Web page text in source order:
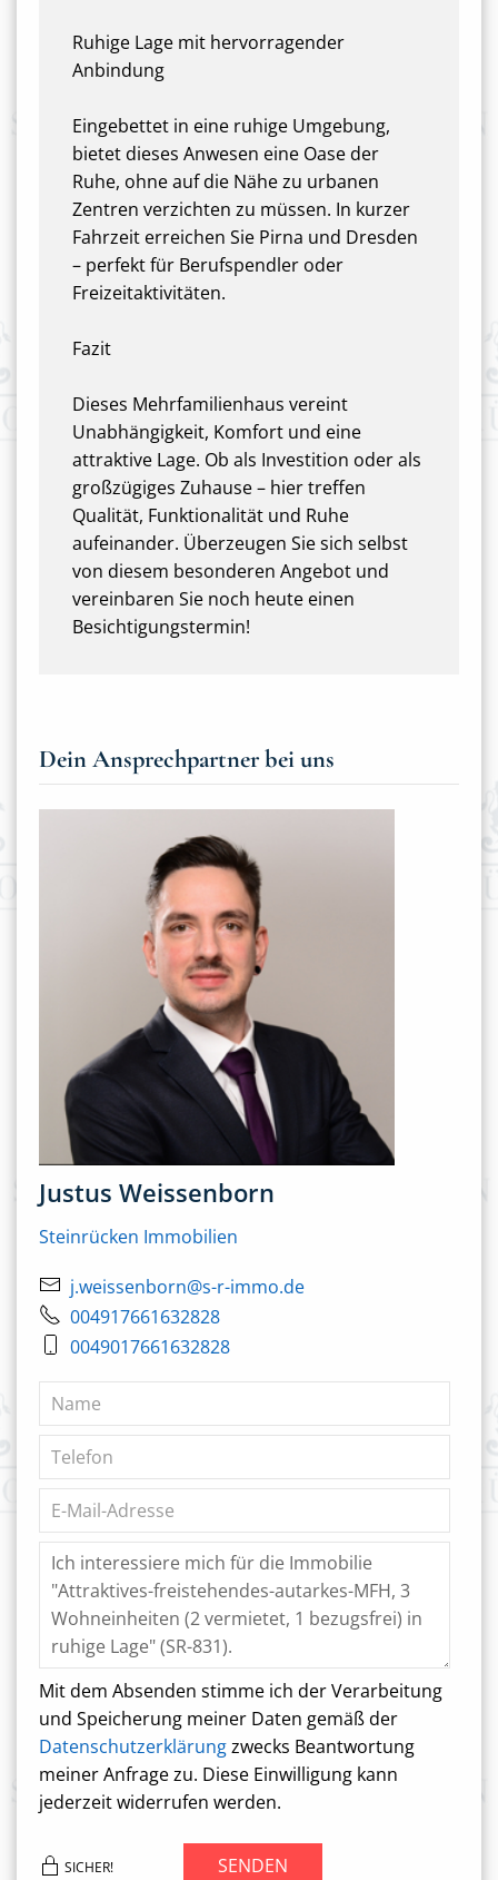
Ruhige Lage mit hervorragender
Anbindung
Eingebettet in eine ruhige Umgebung,
bietet dieses Anwesen eine Oase der
Ruhe, ohne auf die Nähe zu urbanen
Zentren verzichten zu müssen. In kurzer
Fahrzeit erreichen Sie Pirna und Dresden
– perfekt für Berufspendler oder
Freizeitaktivitäten.
Fazit
Dieses Mehrfamilienhaus vereint
Unabhängigkeit, Komfort und eine
attraktive Lage. Ob als Investition oder als
großzügiges Zuhause – hier treffen
Qualität, Funktionalität und Ruhe
aufeinander. Überzeugen Sie sich selbst
von diesem besonderen Angebot und
vereinbaren Sie noch heute einen
Besichtigungstermin!
Dein Ansprechpartner bei uns
Justus Weissenborn
Steinrücken Immobilien
j.weissenborn@s-r-immo.de
004917661632828
0049017661632828
Mit dem Absenden stimme ich der Verarbeitung
und Speicherung meiner Daten gemäß der
Datenschutzerklärungzwecks Beantwortung
meiner Anfrage zu. Diese Einwilligung kann
jederzeit widerrufen werden.
SICHER! SENDEN